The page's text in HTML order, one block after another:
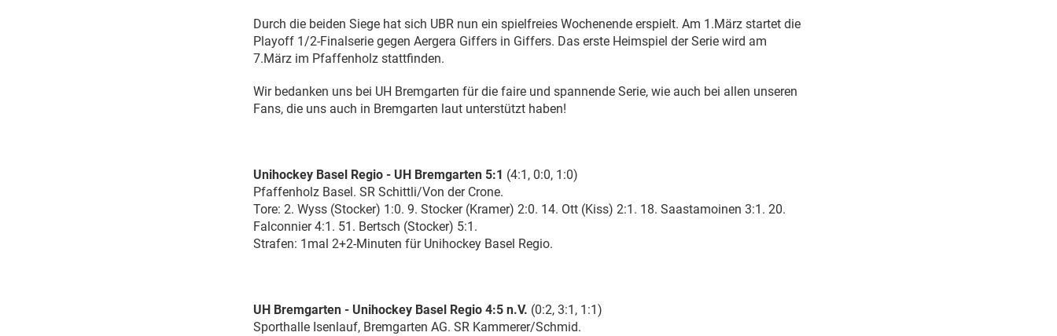
Durch die beiden Siege hat sich UBR nun ein spielfreies Wochenende erspielt. Am 1.März startet die
Playoff 1/2-Finalserie gegen Aergera Giffers in Giffers. Das erste Heimspiel der Serie wird am
7.März im Pfaffenholz stattfinden.
Wir bedanken uns bei UH Bremgarten für die faire und spannende Serie, wie auch bei allen unseren
Fans, die uns auch in Bremgarten laut unterstützt haben!
Unihockey Basel Regio - UH Bremgarten 5:1 (4:1, 0:0, 1:0)
Pfaffenholz Basel. SR Schittli/Von der Crone.
Tore: 2. Wyss (Stocker) 1:0. 9. Stocker (Kramer) 2:0. 14. Ott (Kiss) 2:1. 18. Saastamoinen 3:1. 20.
Falconnier 4:1. 51. Bertsch (Stocker) 5:1.
Strafen: 1mal 2+2-Minuten für Unihockey Basel Regio.
UH Bremgarten - Unihockey Basel Regio 4:5 n.V. (0:2, 3:1, 1:1)
Sporthalle Isenlauf, Bremgarten AG. SR Kammerer/Schmid.